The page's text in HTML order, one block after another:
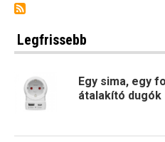
Legfrissebb
Egy sima, egy
átalakító dugók